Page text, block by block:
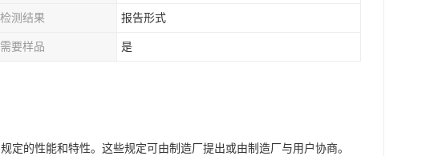
检测结果 报告形式
需要样品 是
的性能和特性。这些规定可由制造厂提出或由制造厂与用户协商。